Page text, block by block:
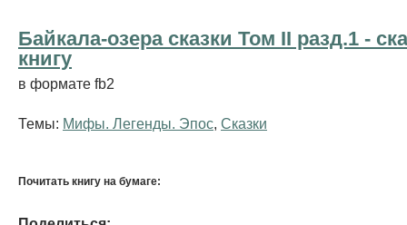
Байкала-озера сказки Том II разд.1 -
книгу
в формате fb2
Темы: Мифы. Легенды. Эпос Сказки
Почитать книгу на бумаге: